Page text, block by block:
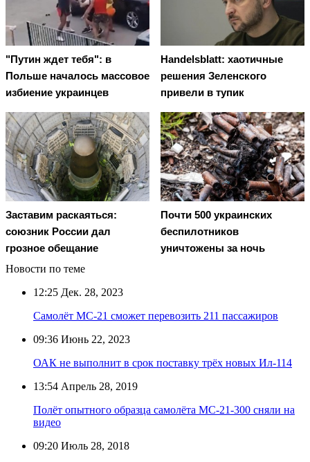
"Путин ждет тебя": в
Польше началось массовое
избиение украинцев
Handelsblatt: хаотичные
решения Зеленского
привели в тупик
Заставим раскаяться:
союзник России дал
грозное обещание
Почти 500 украинских
беспилотников
уничтожены за ночь
Новости по теме
12:25 Дек. 28, 2023
Самолёт МС-21 сможет перевозить 211 пассажиров
09:36 Июнь 22, 2023
ОАК не выполнит в срок поставку трёх новых Ил-114
13:54 Апрель 28, 2019
Полёт опытного образца самолёта МС-21-300 сняли на
видео
09:20 Июль 28, 2018